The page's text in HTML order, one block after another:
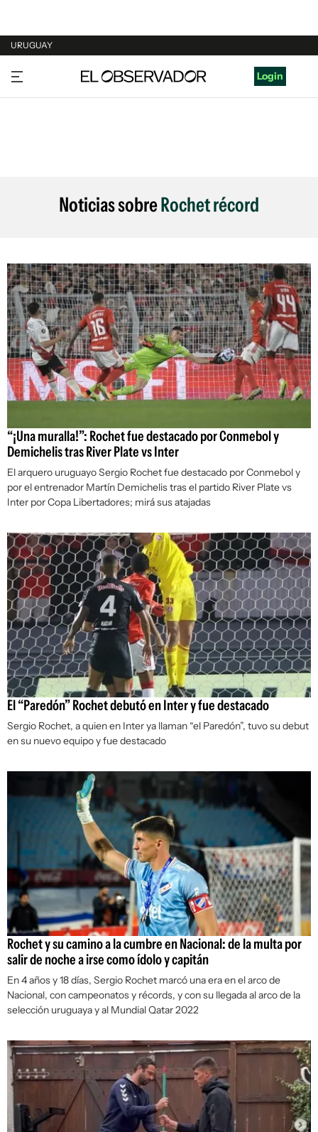
URUGUAY
URUGUAY
ARGENTINA
Login
Noticias sobreRochet récord
“¡Una muralla!”: Rochet fue destacado por Conmebol y
Demichelis tras River Plate vs Inter
El arquero uruguayo Sergio Rochet fue destacado por Conmebol y
por el entrenador Martín Demichelis tras el partido River Plate vs
Inter por Copa Libertadores; mirá sus atajadas
El “Paredón” Rochet debutó en Inter y fue destacado
Sergio Rochet, a quien en Inter ya llaman “el Paredón”, tuvo su debut
en su nuevo equipo y fue destacado
Rochet y su camino a la cumbre en Nacional: de la multa por
salir de noche a irse como ídolo y capitán
En 4 años y 18 días, Sergio Rochet marcó una era en el arco de
Nacional, con campeonatos y récords, y con su llegada al arco de la
selección uruguaya y al Mundial Qatar 2022